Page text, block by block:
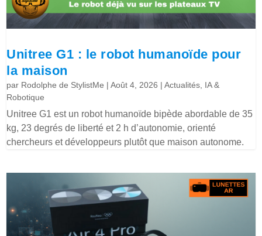
Unitree G1 : le robot humanoïde pour
la maison
par Rodolphe de StylistMe |Août 4, 2026 |Actualités IA &
Robotique
Unitree G1 est un robot humanoïde bipède abordable de 35
kg, 23 degrés de liberté et 2 h d’autonomie, orienté
chercheurs et développeurs plutôt que maison autonome.